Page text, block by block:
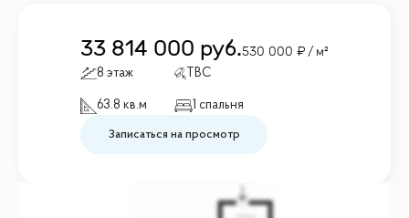
33 814 000 руб.530 000 / м²
8 этаж TBC
63.8 кв.м 1 спальня
Записаться на просмотр